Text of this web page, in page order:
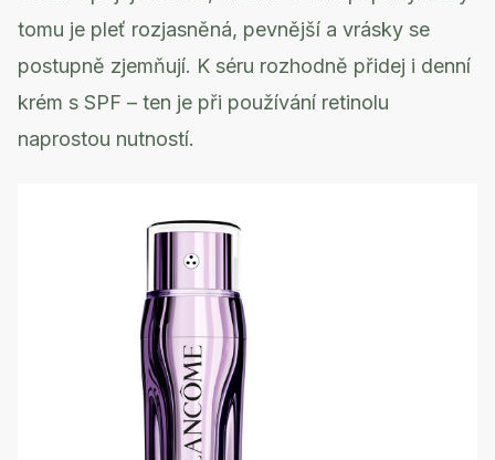
tomu je pleť rozjasněná, pevnější a vrásky se
postupně zjemňují. K séru rozhodně přidej i denní
krém s SPF – ten je při používání retinolu
naprostou nutností.